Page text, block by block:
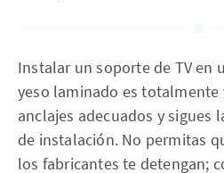
Instalar un soporte de TV en
yeso laminado es
anclajes adecuados y sigues
de instalación. No permitas
los fabricantes te detengan;